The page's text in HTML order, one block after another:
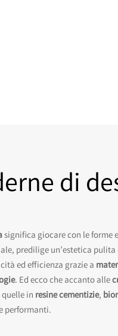
di
significa giocare con le forme
predilige un’estetica
ed efficienza grazie a
. Ed ecco che accanto alle
in resine cementizie,
performanti.